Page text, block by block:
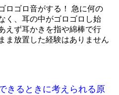
ロゴロ音がする！ 急に何の
く、耳の中がゴロゴロし始
えず耳かきを指や綿棒で行
ま放置した経験はありません
きるときに考えられる原